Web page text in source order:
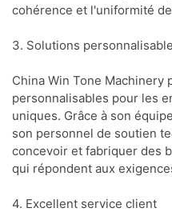
cohérence et l'uniformité
3. Solutions
China Win Tone Machinery
personnalisables pour les
uniques. Grâce à son
son personnel de soutien
concevoir et fabriquer des
qui répondent aux
4. Excellent service client